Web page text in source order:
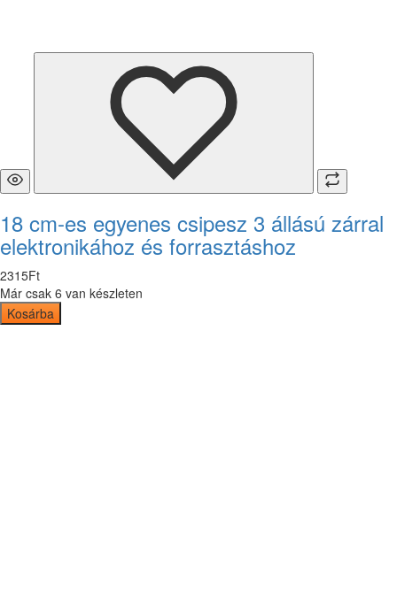
18 cm-es egyenes csipesz 3 állású zárral
elektronikához és forrasztáshoz
2315Ft
Már csak 6 van készleten
Kosárba